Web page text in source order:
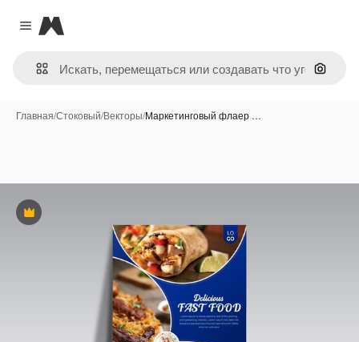
Close menu
Magnific
Поиск
Главная/Стоковый/Векторы/Маркетинговый флаер …
Премиум